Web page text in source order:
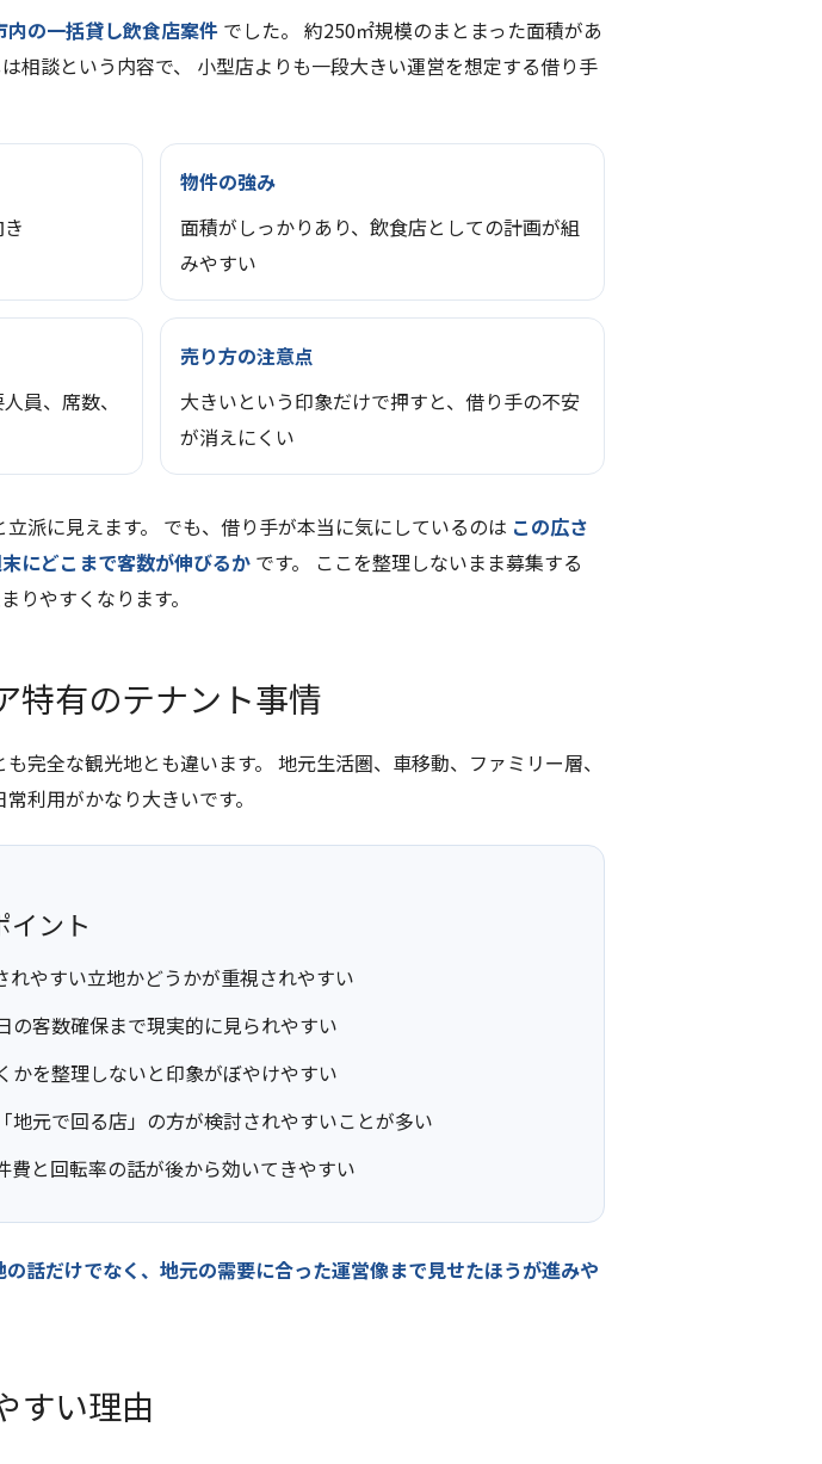
内の一括貸し飲食店案件 でした。 約250㎡規模のまとまった面積があ
相談という内容で、 小型店よりも一段大きい運営を想定する借り手
物件の強み
面積がしっかりあり、飲食店としての計画が組
みやすい
員、席数、
売り方の注意点
大きいという印象だけで押すと、借り手の不安
が消えにくい
派に見えます。 でも、借り手が本当に気にしているのは この広さ
にどこまで客数が伸びるか です。 ここを整理しないまま募集する
りやすくなります。
特有のテナント事情
完全な観光地とも違います。 地元生活圏、車移動、ファミリー層、
利用がかなり大きいです。
イント
れやすい立地かどうかが重視されやすい
の客数確保まで現実的に見られやすい
かを整理しないと印象がぼやけやすい
地元で回る店」の方が検討されやすいことが多い
費と回転率の話が後から効いてきやすい
話だけでなく、地元の需要に合った運営像まで見せたほうが進みや
すい理由